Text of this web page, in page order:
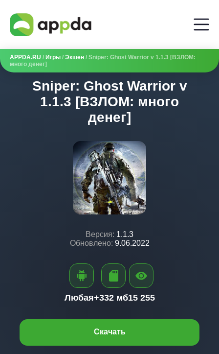
APPDA.RU / Игры / Экшен / Sniper: Ghost Warrior v 1.1.3 [ВЗЛОМ:
много денег]
Sniper: Ghost Warrior v
1.1.3 [ВЗЛОМ: много
денег]
Версия: 1.1.3
Обновлено: 9.06.2022
Скачать
Любая+332 мб15 255